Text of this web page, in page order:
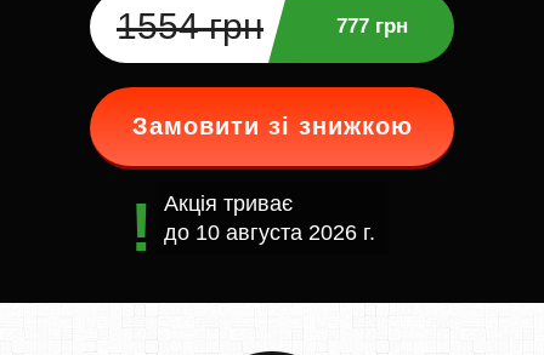
1554 грн 777 грн
Замовити зі знижкою
Акція триває
до 10 августа 2026 г.